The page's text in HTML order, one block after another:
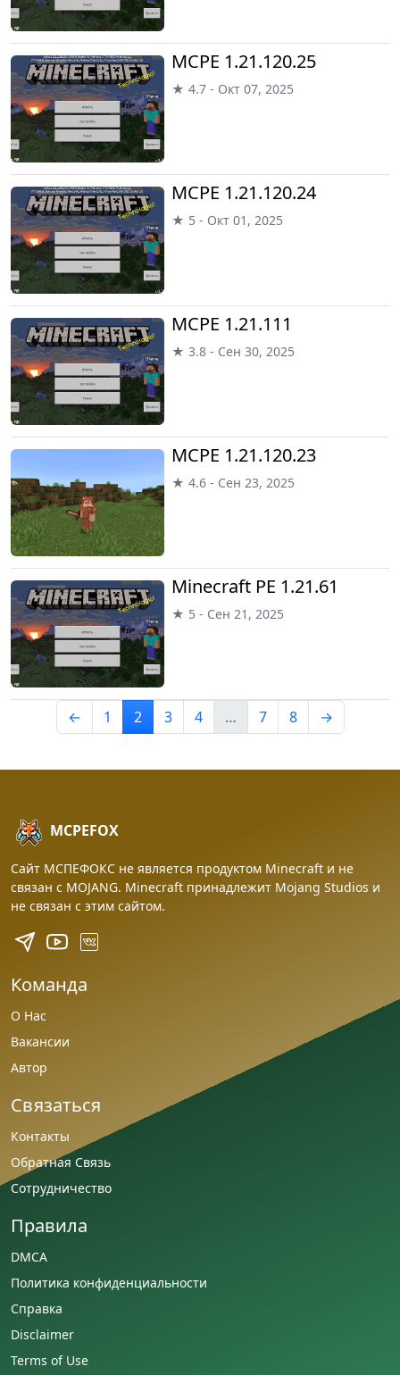
MCPE 1.21.120.25
★ 4.7 - Окт 07, 2025
MCPE 1.21.120.24
★ 5 - Окт 01, 2025
MCPE 1.21.111
★ 3.8 - Сен 30, 2025
MCPE 1.21.120.23
★ 4.6 - Сен 23, 2025
Minecraft PE 1.21.61
★ 5 - Сен 21, 2025
← 1 2 3 4 … 7 8 →
MCPEFOX
Сайт МСПЕФОКС не является продуктом Minecraft и не
связан с MOJANG. Minecraft принадлежит Mojang Studios и
не связан с этим сайтом.
Команда
О Нас
Вакансии
Автор
Связаться
Контакты
Обратная Связь
Сотрудничество
Правила
DMCA
Политика конфиденциальности
Справка
Disclaimer
Terms of Use